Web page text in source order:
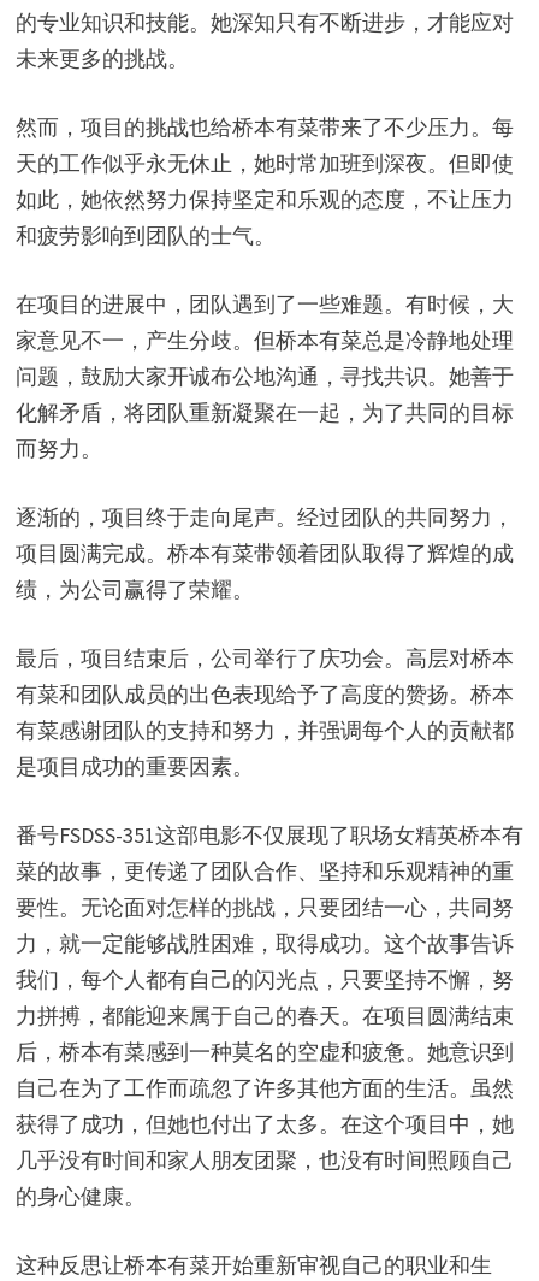
的专业知识和技能。她深知只有不断进步，才能应对
未来更多的挑战。
然而，项目的挑战也给桥本有菜带来了不少压力。每
天的工作似乎永无休止，她时常加班到深夜。但即使
如此，她依然努力保持坚定和乐观的态度，不让压力
和疲劳影响到团队的士气。
在项目的进展中，团队遇到了一些难题。有时候，大
家意见不一，产生分歧。但桥本有菜总是冷静地处理
问题，鼓励大家开诚布公地沟通，寻找共识。她善于
化解矛盾，将团队重新凝聚在一起，为了共同的目标
而努力。
逐渐的，项目终于走向尾声。经过团队的共同努力，
项目圆满完成。桥本有菜带领着团队取得了辉煌的成
绩，为公司赢得了荣耀。
最后，项目结束后，公司举行了庆功会。高层对桥本
有菜和团队成员的出色表现给予了高度的赞扬。桥本
有菜感谢团队的支持和努力，并强调每个人的贡献都
是项目成功的重要因素。
番号FSDSS-351这部电影不仅展现了职场女精英桥本有
菜的故事，更传递了团队合作、坚持和乐观精神的重
要性。无论面对怎样的挑战，只要团结一心，共同努
力，就一定能够战胜困难，取得成功。这个故事告诉
我们，每个人都有自己的闪光点，只要坚持不懈，努
力拼搏，都能迎来属于自己的春天。在项目圆满结束
后，桥本有菜感到一种莫名的空虚和疲惫。她意识到
自己在为了工作而疏忽了许多其他方面的生活。虽然
获得了成功，但她也付出了太多。在这个项目中，她
几乎没有时间和家人朋友团聚，也没有时间照顾自己
的身心健康。
这种反思让桥本有菜开始重新审视自己的职业和生